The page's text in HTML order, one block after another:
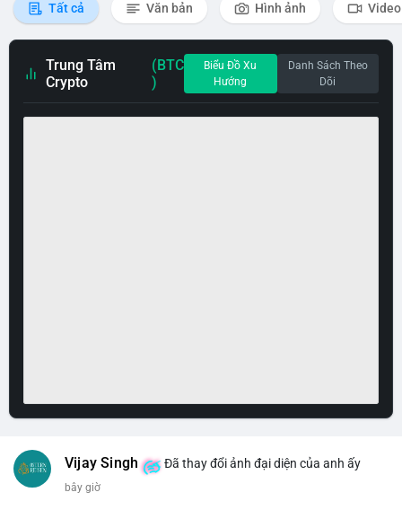
Tất cả Văn bản Hình ảnh Video
Trung Tâm
Crypto
(BTC
)
Biểu Đồ Xu
Hướng
Danh Sách Theo
Dõi
Vijay Singh Đã thay đổi ảnh đại diện của anh ấy
bây giờ